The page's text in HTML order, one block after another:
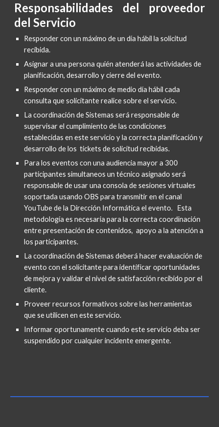
Responsabilidades del proveedor
del Servicio
Responder con un máximo de un día hábil la solicitud
recibida.
Asignar a una persona quién atenderá las actividades de
planificación, desarrollo y cierre del evento.
Responder con un máximo de medio día hábil cada
consulta que solicitante realice sobre el servicio.
La coordinación de Sistemas será responsable de
supervisar el cumplimiento de las condiciones
establecidas en este servicio y la correcta planificación y
desarrollo de los  tickets de solicitud recibidas.
Para los eventos con una audiencia mayor a 300
participantes simultaneos un técnico asignado será
responsable de usar una consola de sesiones virtuales
soportada usando OBS para transmitir en el canal
YouTube de la Dirección Informática el evento.   Esta
metodología es necesaria para la correcta coordinación
entre presentación de contenidos,  apoyo a la atención a
los participantes.
La coordinación de Sistemas deberá hacer evaluación de
evento con el solicitante para identificar oportunidades
de mejora y validar el nivel de satisfacción recibido por el
cliente.
Proveer recursos formativos sobre las herramientas
que se utilicen en este servicio.
Informar oportunamente cuando este servicio deba ser
suspendido por cualquier incidente emergente.